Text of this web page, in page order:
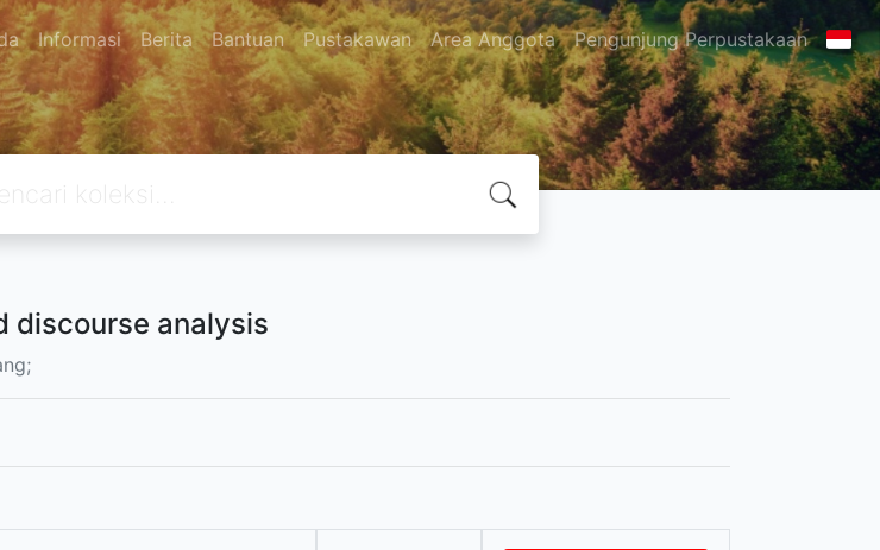
Informasi Berita Bantuan Pustakawan Area Anggota Pengunjung Perpustakaan
discourse analysis